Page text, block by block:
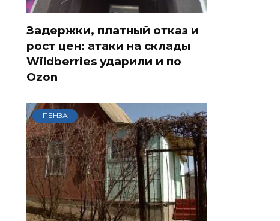
Задержки, платный отказ и
рост цен: атаки на склады
Wildberries ударили и по
Ozon
ПЕНЗА